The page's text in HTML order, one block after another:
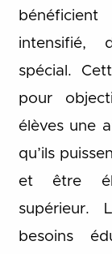
intensifié,
spécial.
pour
élèves une
qu’ils
et être
supérieur.
besoins